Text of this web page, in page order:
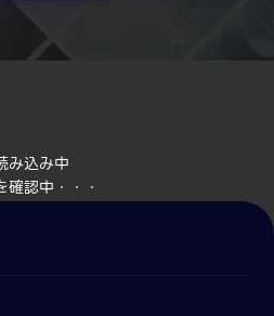
み込み中
確認中・・・